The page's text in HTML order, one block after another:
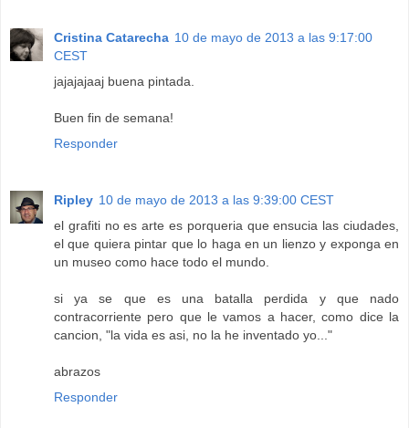
Cristina Catarecha 10 de mayo de 2013 a las 9:17:00
CEST
jajajajaaj buena pintada.
Buen fin de semana!
Responder
Ripley 10 de mayo de 2013 a las 9:39:00 CEST
el grafiti no es arte es porqueria que ensucia las ciudades,
el que quiera pintar que lo haga en un lienzo y exponga en
un museo como hace todo el mundo.
si ya se que es una batalla perdida y que nado
contracorriente pero que le vamos a hacer, como dice la
cancion, "la vida es asi, no la he inventado yo..."
abrazos
Responder